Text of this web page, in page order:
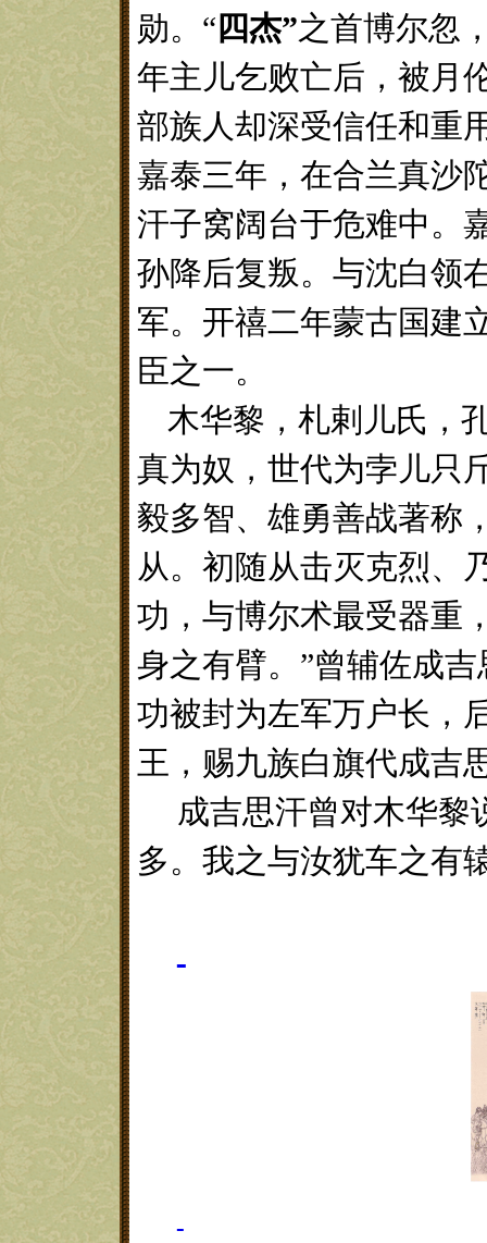
勋。 “ 四杰”之首博尔忽
年主儿乞败亡后，被月
部族人却深受信任和重
嘉泰三年，在合兰真沙
汗子窝阔台于危难中。
孙降后复叛。与沈白领
军。开禧二年蒙古国建
臣之一。
木华黎 ， 札剌儿氏，
真为奴，世代为孛儿只
毅多智、雄勇善战著称
从。初随从击灭克烈、
功，与博尔术最受器重
身之有臂。”曾辅佐成
功被封为左军万户长，
王，赐九族白旗代成吉
成吉思汗曾对木华黎
多。我之与汝犹车之有